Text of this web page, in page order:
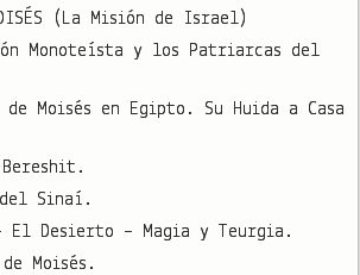
(La Misión de Israel)
Monoteísta y los Patriarcas del
Moisés en Egipto. Su Huida a Casa
Sinaí.
El Desierto – Magia y Teurgia.
Moisés.